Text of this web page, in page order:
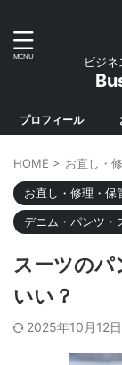
ビジ
プロフィール
HOME > お直し・
お直し・修理・保
デニム・パンツ・
スーツの
いい？
2025年10月12日